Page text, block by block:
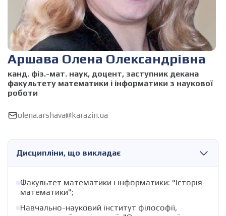
Аршава Олена Олександрівна
канд. фіз.-мат. наук, доцент, заступник декана
факультету математики і інформатики з наукової
роботи
olena.arshava@karazin.ua
Дисципліни, що викладає
Факультет математики і інформатики: "Історія
математики";
Навчально-науковий інститут філософії,